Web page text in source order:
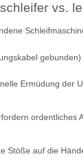
vs.
gebunden)
Ermüdung der
ordentliches
Stöße auf die